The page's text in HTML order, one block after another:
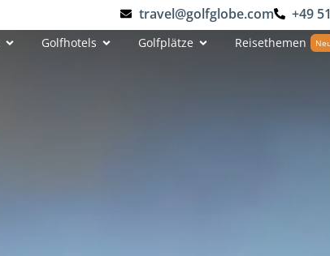
travel@golfglobe.com +49
Golfhotels Golfplätze Reisethemen